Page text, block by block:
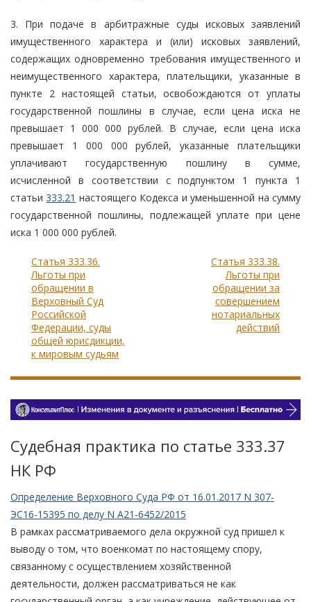
3. При подаче в арбитражные суды исковых заявлений
имущественного характера и (или) исковых заявлений,
содержащих одновременно требования имущественного и
неимущественного характера, плательщики, указанные в
пункте 2 настоящей статьи, освобождаются от уплаты
государственной пошлины в случае, если цена иска не
превышает 1 000 000 рублей. В случае, если цена иска
превышает 1 000 000 рублей, указанные плательщики
уплачивают государственную пошлину в сумме,
исчисленной в соответствии с подпунктом 1 пункта 1
статьи333.21 настоящего Кодекса и уменьшенной на сумму
государственной пошлины, подлежащей уплате при цене
иска 1 000 000 рублей.
Статья 333.36.
Льготы при
обращении в
Верховный Суд
Российской
Федерации, суды
общей юрисдикции,
к мировым судьям
Статья 333.38.
Льготы при
обращении за
совершением
нотариальных
действий
Судебная практика по статье 333.37
НК РФ
Определение Верховного Суда РФ от 16.01.2017 N 307-
ЭС16-15395 по делу N А21-6452/2015
В рамках рассматриваемого дела окружной суд пришел к
выводу о том, что военкомат по настоящему спору,
связанному с осуществлением хозяйственной
деятельности, должен рассматриваться не как